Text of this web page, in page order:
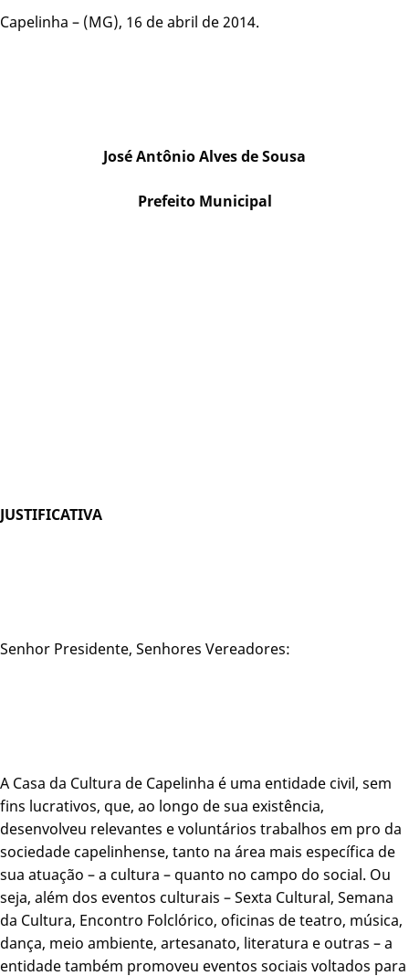
Capelinha – (MG), 16 de abril de 2014.
José Antônio Alves de Sousa
Prefeito Municipal
JUSTIFICATIVA
Senhor Presidente, Senhores Vereadores:
A Casa da Cultura de Capelinha é uma entidade civil, sem
fins lucrativos, que, ao longo de sua existência,
desenvolveu relevantes e voluntários trabalhos em pro da
sociedade capelinhense, tanto na área mais específica de
sua atuação – a cultura – quanto no campo do social. Ou
seja, além dos eventos culturais – Sexta Cultural, Semana
da Cultura, Encontro Folclórico, oficinas de teatro, música,
dança, meio ambiente, artesanato, literatura e outras – a
entidade também promoveu eventos sociais voltados para